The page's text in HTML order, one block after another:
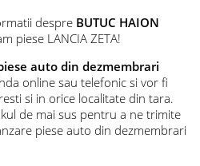
despre BUTUC HAION
piese LANCIA ZETA!
auto din dezmembrari
online sau telefonic si vor fi
si in orice localitate din tara.
de mai sus pentru a ne trimite
piese auto din dezmembrari